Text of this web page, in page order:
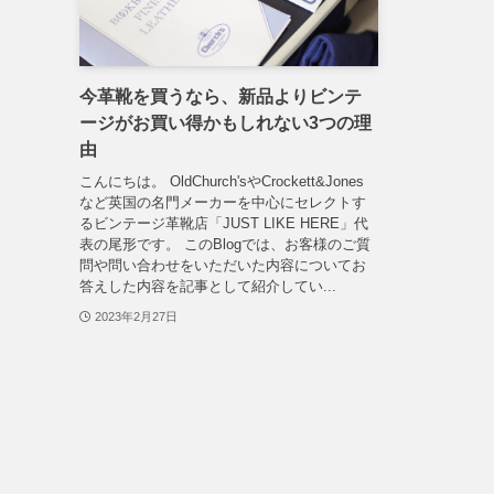
今革靴を買うなら、新品よりビンテ
ージがお買い得かもしれない3つの理
由
こんにちは。 OldChurch'sやCrockett&Jones
など英国の名門メーカーを中心にセレクトす
るビンテージ革靴店「JUST LIKE HERE」代
表の尾形です。 このBlogでは、お客様のご質
問や問い合わせをいただいた内容についてお
答えした内容を記事として紹介してい...
2023年2月27日